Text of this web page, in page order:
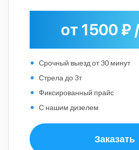
от 1500 ₽
Срочный выезд от 30 минут
Стрела до 3т
Фиксированный прайс
С нашим дизелем
Заказать